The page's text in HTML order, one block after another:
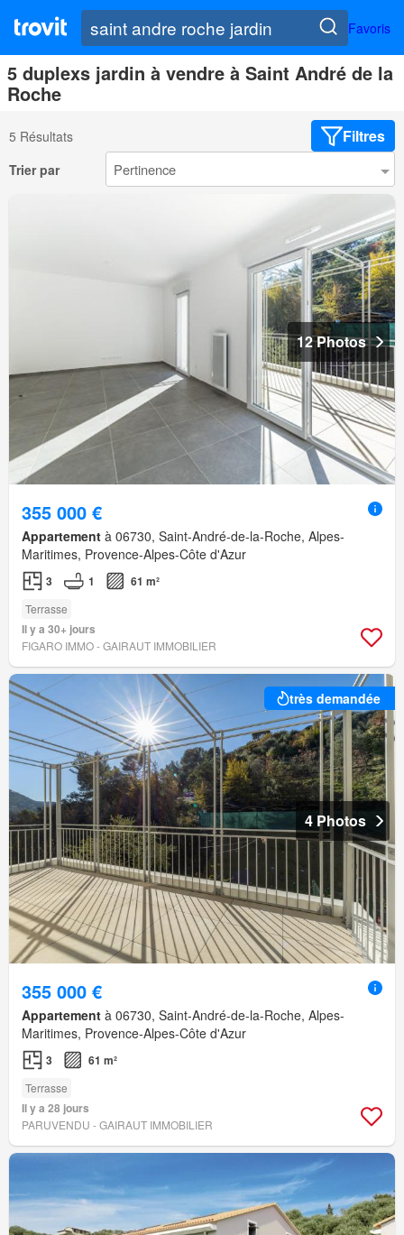
Favoris
5 duplexs jardin à vendre à Saint André de la
Roche
5 Résultats Filtres
Trier par
12 Photos
355 000 €
Appartement à 06730, Saint-André-de-la-Roche, Alpes-
Maritimes, Provence-Alpes-Côte d'Azur
3 1 61 m²
Terrasse
Il y a 30+ jours
FIGARO IMMO - GAIRAUT IMMOBILIER
très demandée
4 Photos
355 000 €
Appartement à 06730, Saint-André-de-la-Roche, Alpes-
Maritimes, Provence-Alpes-Côte d'Azur
3 61 m²
Terrasse
Il y a 28 jours
PARUVENDU - GAIRAUT IMMOBILIER